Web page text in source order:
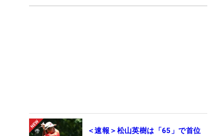
＜速報＞松山英樹は「65」で首位